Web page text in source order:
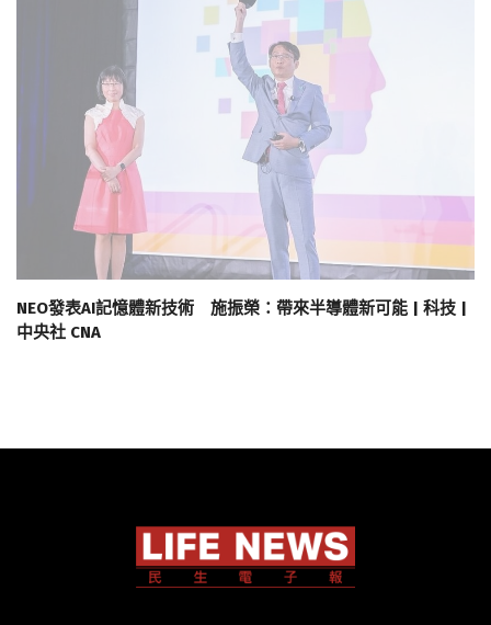
NEO發表AI記憶體新技術 施振榮：帶來半導體新可能 | 科技 |
中央社 CNA